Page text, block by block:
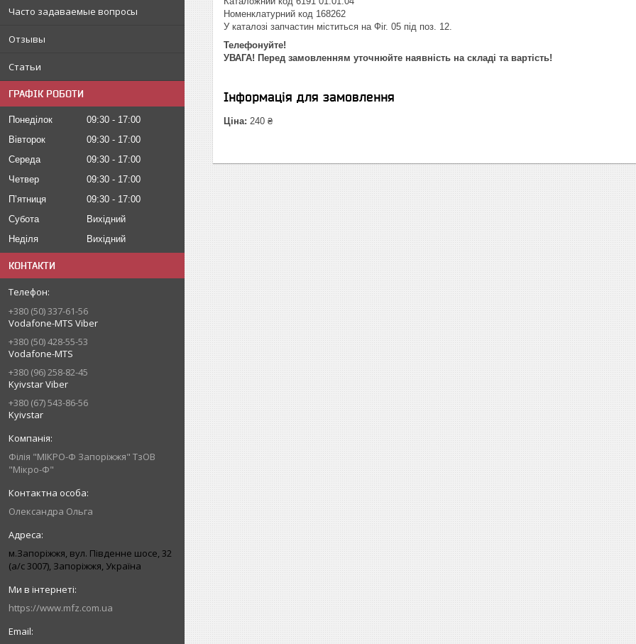
Часто задаваемые вопросы
Отзывы
Статьи
ГРАФІК РОБОТИ
Понеділок 09:30
17:00
Вівторок
09:30
17:00
Середа
09:30
17:00
Четвер
09:30
17:00
Пʼятниця
09:30
17:00
Субота
Вихідний
Неділя
Вихідний
КОНТАКТИ
+380 (50) 337-61-56
Vodafone-MTS Viber
+380 (50) 428-55-53
Vodafone-MTS
+380 (96) 258-82-45
Kyivstar Viber
+380 (67) 543-86-56
Kyivstar
Філія "МІКРО-Ф Запоріжжя" ТзОВ
"Мікро-Ф"
Олександра Ольга
м.Запоріжжя, вул. Південне шосе, 32
(а/с 3007), Запоріжжя, Україна
https://www.mfz.com.ua
Номенклатурний код 168262
У каталозі запчастин міститься на Фіг. 05 під поз. 12.
Телефонуйте!
УВАГА! Перед замовленням уточнюйте наявність на складі та вартість!
Інформація для замовлення
Ціна: 240 ₴